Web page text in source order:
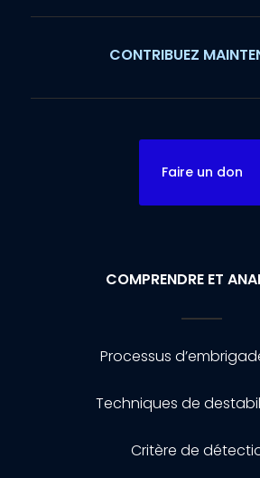
CONTRIBUEZ
Faire un don
COMPRENDRE ET
Processus
Techniques de
Critère de